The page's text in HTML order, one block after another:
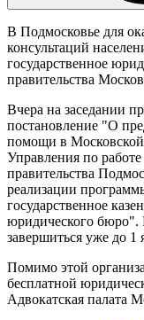
В Подмосковье для
консультаций
государственное
правительства
Вчера на заседании
постановление "О
помощи в Московской
Управления по
правительства
реализации
государственное
юридического бюро".
завершиться уже до 1
Помимо этой
бесплатной
Адвокатская палата